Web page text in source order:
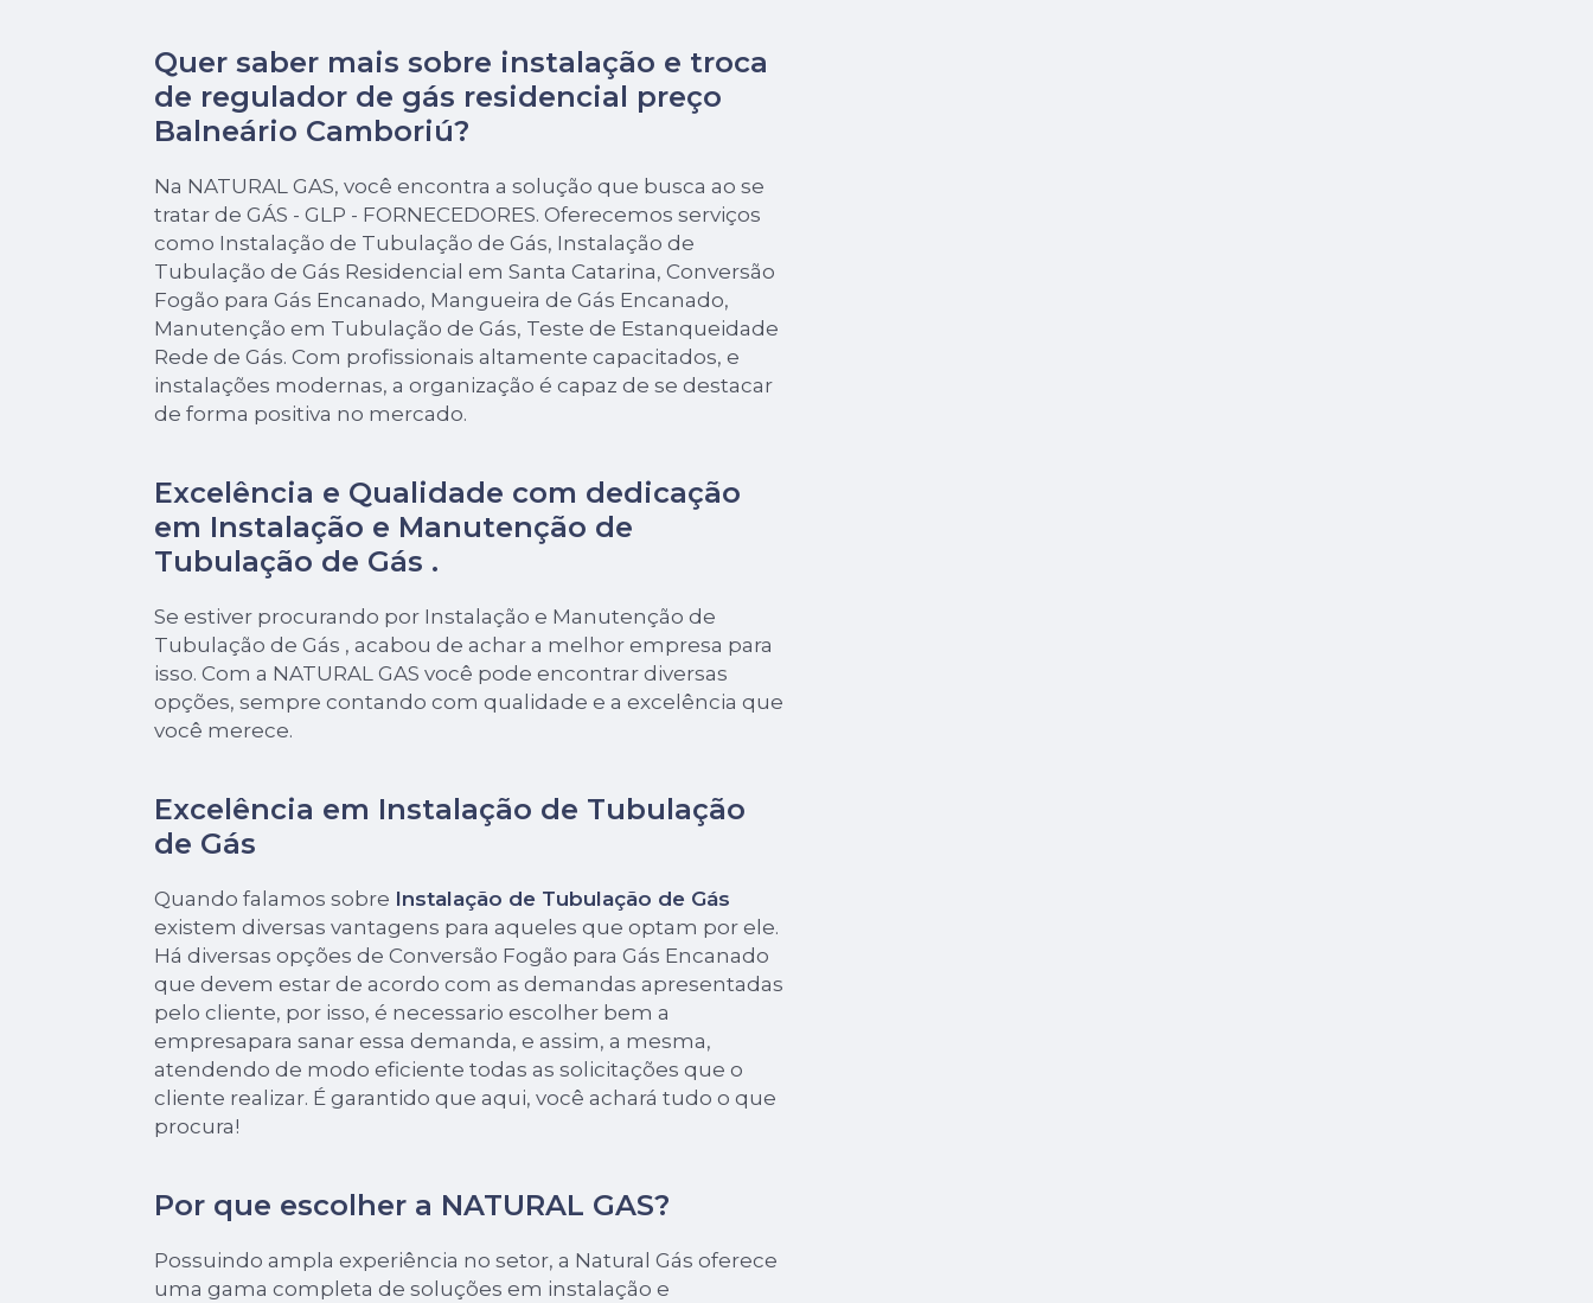
Quer saber mais sobre instalação e troca
de regulador de gás residencial preço
Balneário Camboriú?
Na NATURAL GAS, você encontra a solução que busca ao se
tratar de GÁS - GLP - FORNECEDORES. Oferecemos serviços
como Instalação de Tubulação de Gás, Instalação de
Tubulação de Gás Residencial em Santa Catarina, Conversão
Fogão para Gás Encanado, Mangueira de Gás Encanado,
Manutenção em Tubulação de Gás, Teste de Estanqueidade
Rede de Gás. Com profissionais altamente capacitados, e
instalações modernas, a organização é capaz de se destacar
de forma positiva no mercado.
Excelência e Qualidade com dedicação
em Instalação e Manutenção de
Tubulação de Gás .
Se estiver procurando por Instalação e Manutenção de
Tubulação de Gás , acabou de achar a melhor empresa para
isso. Com a NATURAL GAS você pode encontrar diversas
opções, sempre contando com qualidade e a excelência que
você merece.
Excelência em Instalação de Tubulação
de Gás
Quando falamos sobre Instalação de Tubulação de Gás
existem diversas vantagens para aqueles que optam por ele.
Há diversas opções de Conversão Fogão para Gás Encanado
que devem estar de acordo com as demandas apresentadas
pelo cliente, por isso, é necessario escolher bem a
empresapara sanar essa demanda, e assim, a mesma,
atendendo de modo eficiente todas as solicitações que o
cliente realizar. É garantido que aqui, você achará tudo o que
procura!
Por que escolher a NATURAL GAS?
Possuindo ampla experiência no setor, a Natural Gás oferece
uma gama completa de soluções em instalação e